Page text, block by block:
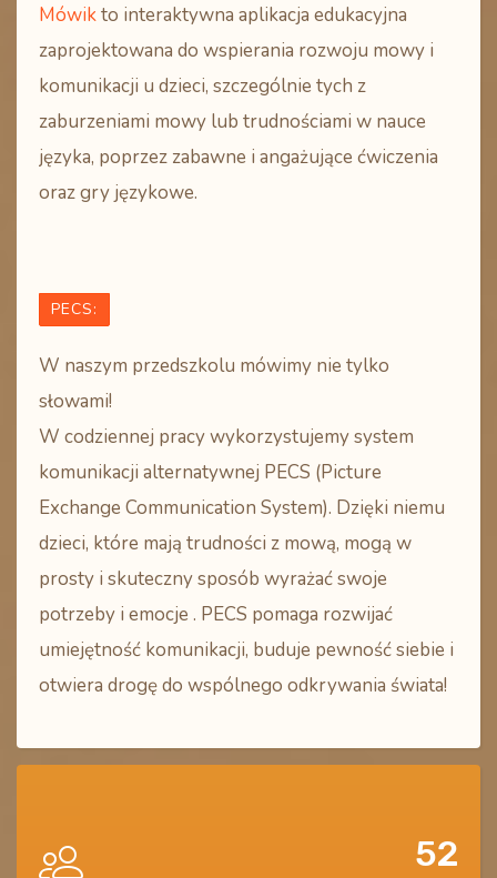
Mówikto interaktywna aplikacja edukacyjna
zaprojektowana do wspierania rozwoju mowy i
komunikacji u dzieci, szczególnie tych z
zaburzeniami mowy lub trudnościami w nauce
języka, poprzez zabawne i angażujące ćwiczenia
oraz gry językowe.
PECS:
W naszym przedszkolu mówimy nie tylko
słowami!
W codziennej pracy wykorzystujemy system
komunikacji alternatywnej PECS (Picture
Exchange Communication System). Dzięki niemu
dzieci, które mają trudności z mową, mogą w
prosty i skuteczny sposób wyrażać swoje
potrzeby i emocje . PECS pomaga rozwijać
umiejętność komunikacji, buduje pewność siebie i
otwiera drogę do wspólnego odkrywania świata!
52